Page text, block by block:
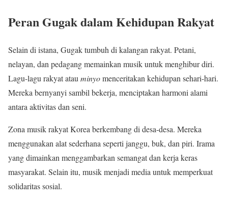
Peran Gugak dalam Kehidupan Rakyat
Selain di istana, Gugak tumbuh di kalangan rakyat. Petani,
nelayan, dan pedagang memainkan musik untuk menghibur diri.
Lagu-lagu rakyat atauminyomenceritakan kehidupan sehari-hari.
Mereka bernyanyi sambil bekerja, menciptakan harmoni alami
antara aktivitas dan seni.
Zona musik rakyat Korea berkembang di desa-desa. Mereka
menggunakan alat sederhana seperti janggu, buk, dan piri. Irama
yang dimainkan menggambarkan semangat dan kerja keras
masyarakat. Selain itu, musik menjadi media untuk memperkuat
solidaritas sosial.